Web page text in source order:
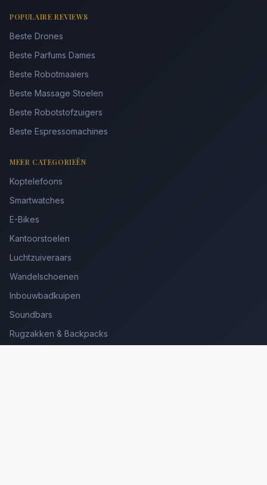
POPULAIRE REVIEWS
Beste Drones
Beste Parfums Dames
Beste Robotmaaiers
Beste Massage Stoelen
Beste Robotstofzuigers
Beste Espressomachines
MEER CATEGORIEËN
Koptelefoons
Smartwatches
E-Bikes
Kantoorstoelen
Luchtzuiveraars
Wandelschoenen
Inbouwbadkuipen
Soundbars
Rugzakken & Backpacks